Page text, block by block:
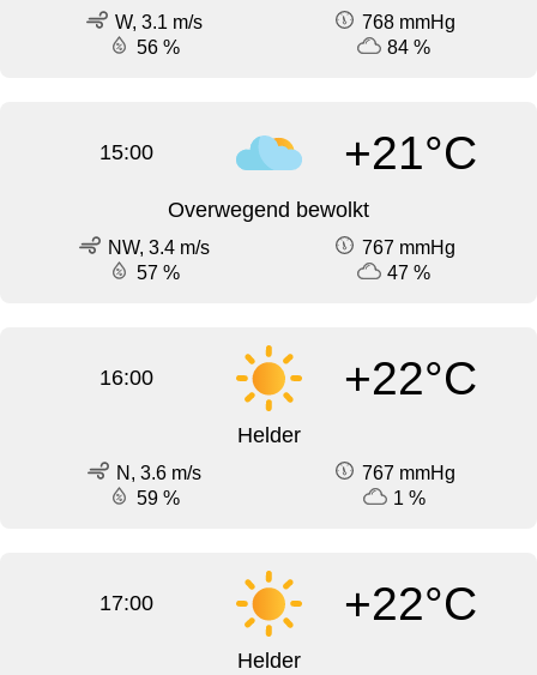
W, 3.1 m/s
768 mmHg
56 %
84 %
15:00 +21°C
Overwegend bewolkt
NW, 3.4 m/s
767 mmHg
57 %
47 %
16:00 +22°C
Helder
N, 3.6 m/s
767 mmHg
59 %
1 %
17:00 +22°C
Helder